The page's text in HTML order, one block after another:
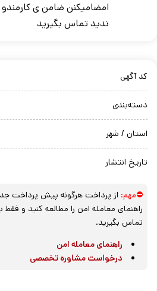
امضامیکنن ضامن ی
ندید تماس بگیرید
کد آگهی
دسته‌بندی
استان / شهر
تاریخ انتشار
⛔مهم: از پرداخت هرگونه پیش پرداخت
راهنمای معامله امن را مطالعه کنید و
تماس بگیرید.
راهنمای معامله امن
درخواست مشاوره تخصصی